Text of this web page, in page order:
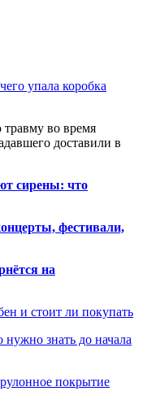
упала коробка
во время
доставили в
сирены: что
фестивали,
на
и стоит ли покупать
знать до начала
покрытие